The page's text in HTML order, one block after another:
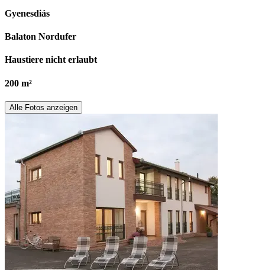
Gyenesdiás
Balaton Nordufer
Haustiere nicht erlaubt
200 m²
Alle Fotos anzeigen